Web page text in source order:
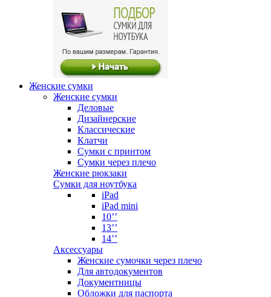
Женские сумки
Женские сумки
Деловые
Дизайнерские
Классические
Клатчи
Сумки с принтом
Сумки через плечо
Женские рюкзаки
Сумки для ноутбука
iPad
iPad mini
10’’
13’’
14’’
Аксессуары
Женские сумочки через плечо
Для автодокументов
Документницы
Обложки для паспорта